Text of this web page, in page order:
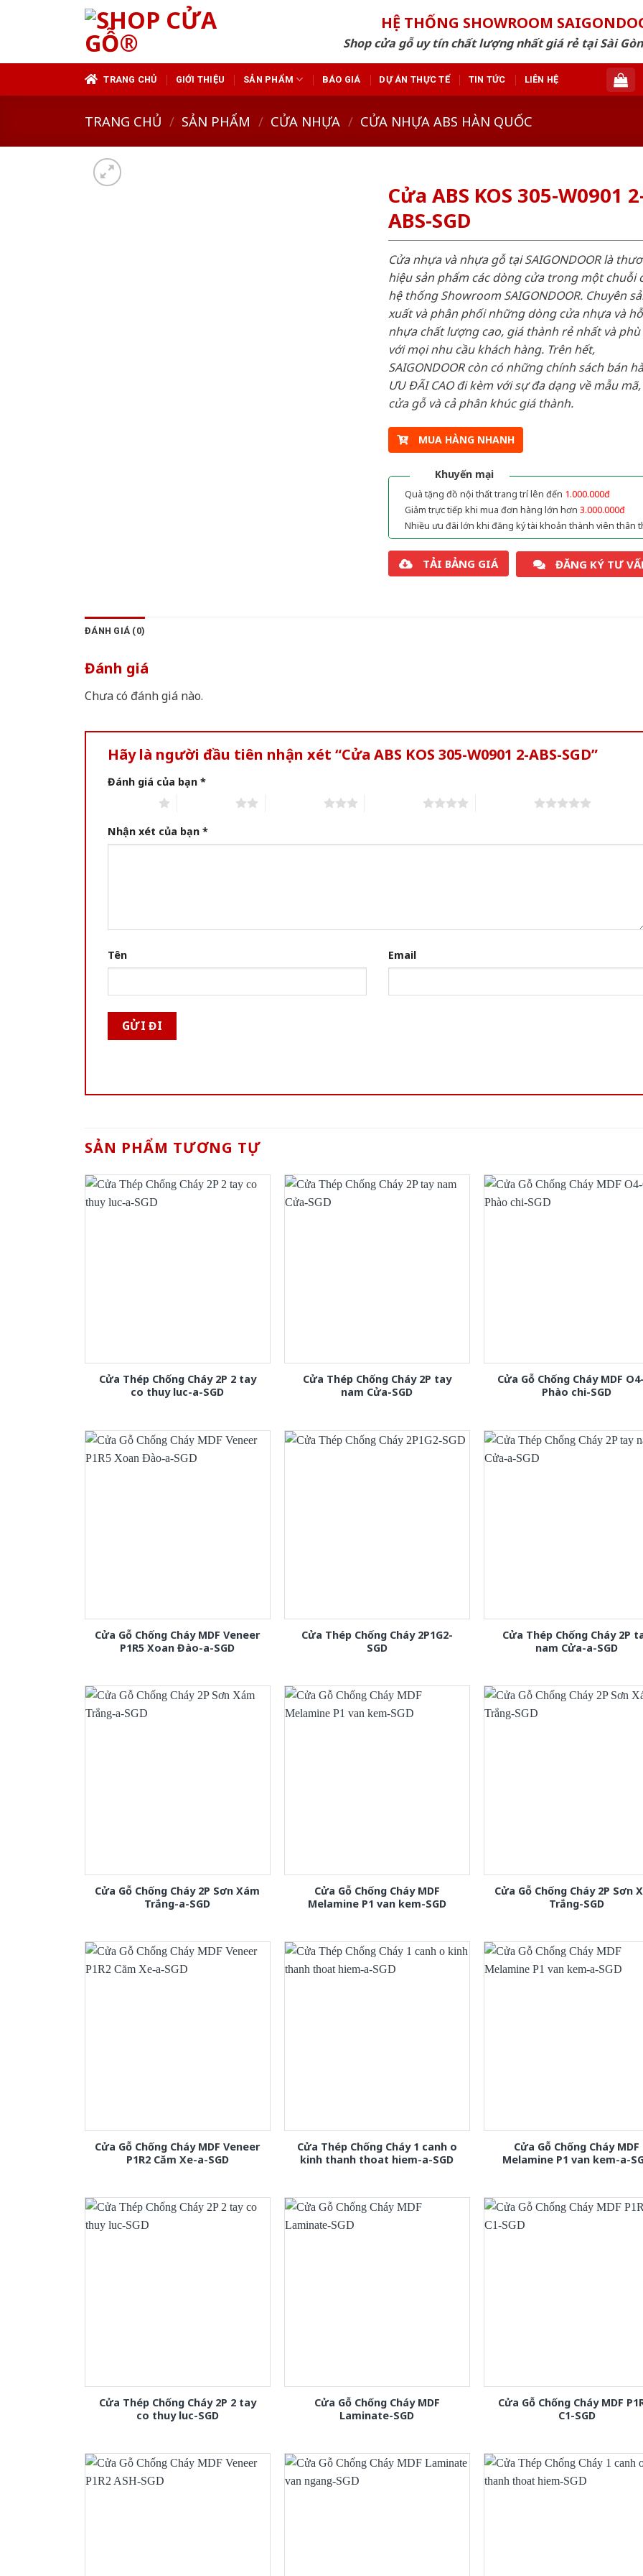
HỆ THỐNG SHOWROOM
Shop cửa gỗ uy tín chất lượng nhất giá rẻ tại Sài
TRANG CHỦ GIỚI THIỆU SẢN PHẨM BÁO GIÁ DỰ ÁN THỰC TẾ TIN TỨC LIÊN HỆ
TRANG CHỦ / SẢN PHẨM / CỬA NHỰA / CỬA NHỰA ABS HÀN QUỐC
Cửa ABS KOS 305-W0901
ABS-SGD
Cửa nhựa và nhựa gỗ tại SAIGONDOOR là
hiệu sản phẩm các dòng cửa trong một chuỗi
hệ thống Showroom SAIGONDOOR. Chuyên
xuất và phân phối những dòng cửa nhựa và
nhựa chất lượng cao, giá thành rẻ nhất và
với mọi nhu cầu khách hàng. Trên hết,
SAIGONDOOR còn có những chính sách bán
ƯU ĐÃI CAO đi kèm với sự đa dạng về mẫu
cửa gỗ và cả phân khúc giá thành.
MUA HÀNG NHANH
Khuyến mại
Quà tặng đồ nội thất trang trí lên đến 1.000.000đ
Giảm trực tiếp khi mua đơn hàng lớn hơn 3.000.000đ
Nhiều ưu đãi lớn khi đăng ký tài khoản thành viên thân
TẢI BẢNG GIÁ ĐĂNG KÝ TƯ
ĐÁNH GIÁ (0)
Đánh giá
Chưa có đánh giá nào.
Hãy là người đầu tiên nhận xét “Cửa ABS KOS 305-W0901 2-ABS-SGD”
Đánh giá của bạn *
Nhận xét của bạn *
Tên Email
SẢN PHẨM TƯƠNG TỰ
Cửa Thép Chống Cháy 2P 2 tay
co thuy luc-a-SGD
Cửa Thép Chống Cháy 2P tay
nam Cửa-SGD
Cửa Gỗ Chống Cháy MDF
Phào chi-SGD
Cửa Gỗ Chống Cháy MDF Veneer
P1R5 Xoan Đào-a-SGD
Cửa Thép Chống Cháy 2P1G2-
SGD
Cửa Thép Chống Cháy 2P
nam Cửa-a-SGD
Cửa Gỗ Chống Cháy 2P Sơn Xám
Trắng-a-SGD
Cửa Gỗ Chống Cháy MDF
Melamine P1 van kem-SGD
Cửa Gỗ Chống Cháy 2P Sơn
Trắng-SGD
Cửa Gỗ Chống Cháy MDF Veneer
P1R2 Căm Xe-a-SGD
Cửa Thép Chống Cháy 1 canh o
kinh thanh thoat hiem-a-SGD
Cửa Gỗ Chống Cháy MDF
Melamine P1 van kem-a-
Cửa Thép Chống Cháy 2P 2 tay
co thuy luc-SGD
Cửa Gỗ Chống Cháy MDF
Laminate-SGD
Cửa Gỗ Chống Cháy MDF
C1-SGD